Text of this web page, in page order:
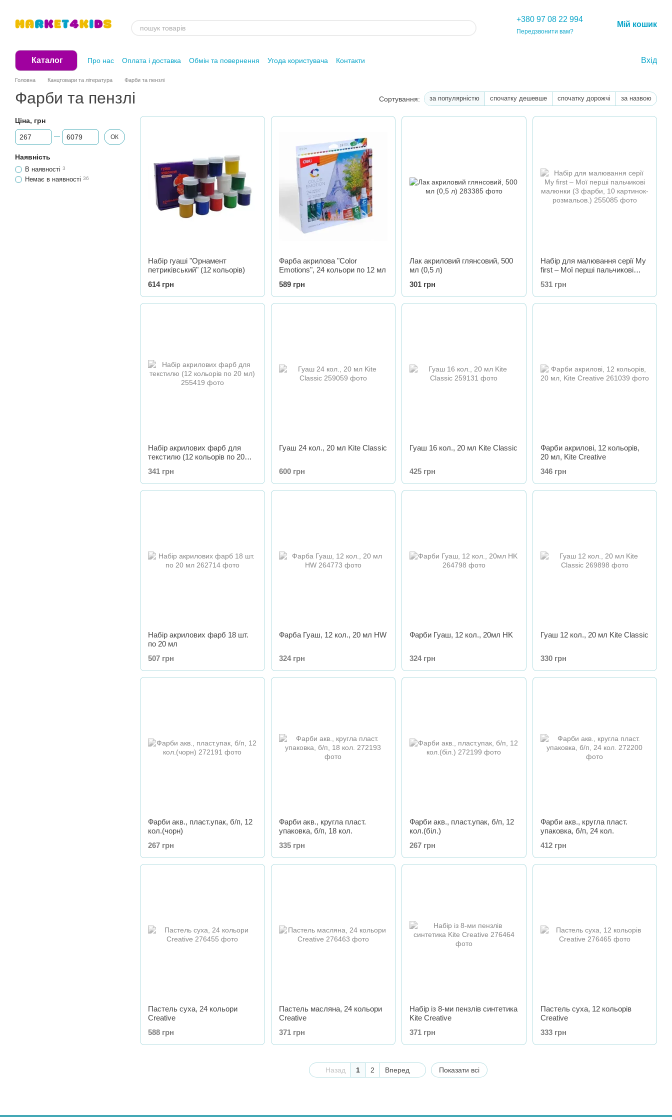
+380 97 08 22 994
Передзвонити вам?
Мій кошик
Каталог Про нас Оплата і доставка Обмін та повернення Угода користувача Контакти Вхід
Головна Канцтовари та література Фарби та пензлі
Фарби та пензлі Сортування: за популярністю спочатку дешевше спочатку дорожчі за назвою
Набір гуаші "Орнамент
петриківський" (12 кольорів)
614 грн
Фарба акрилова "Color
Emotions", 24 кольори по 12 мл
589 грн
Лак акриловий глянсовий, 500
мл (0,5 л)
301 грн
Набір для малювання серії My
first – Мої перші пальчикові
картинок-розмальов.)
531 грн
Набір акрилових фарб для
текстилю (12 кольорів по 20
341 грн
Гуаш 24 кол., 20 мл Kite Classic
600 грн
Гуаш 16 кол., 20 мл Kite Classic
425 грн
Фарби акрилові, 12 кольорів,
20 мл, Kite Creative
346 грн
Набір акрилових фарб 18 шт.
по 20 мл
507 грн
Фарба Гуаш, 12 кол., 20 мл HW
324 грн
Фарби Гуаш, 12 кол., 20мл HK
324 грн
Гуаш 12 кол., 20 мл Kite Classic
330 грн
Фарби акв., пласт.упак, б/п, 12
кол.(чорн)
267 грн
Фарби акв., кругла пласт.
упаковка, б/п, 18 кол.
335 грн
Фарби акв., пласт.упак, б/п, 12
кол.(біл.)
267 грн
Фарби акв., кругла пласт.
упаковка, б/п, 24 кол.
412 грн
Пастель суха, 24 кольори
Creative
588 грн
Пастель масляна, 24 кольори
Creative
371 грн
Набір із 8-ми пензлів синтетика
Kite Creative
371 грн
Пастель суха, 12 кольорів
Creative
333 грн
Назад 1 2 Вперед Показати всі
Ціна, грн
Від Ціна, грн
До Ціна, грн ОК
Наявність
В наявності 3
Немає в наявності 36